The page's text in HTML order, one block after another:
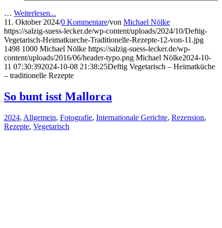
… Weiterlesen...
11. Oktober 2024/0 Kommentare/von Michael Nölke
https://salzig-suess-lecker.de/wp-content/uploads/2024/10/Deftig-
Vegetarisch-Heimatkueche-Traditionelle-Rezepte-12-von-11.jpg
1498 1000 Michael Nölke https://salzig-suess-lecker.de/wp-
content/uploads/2016/06/header-typo.png Michael Nölke2024-10-
11 07:30:392024-10-08 21:38:25Deftig Vegetarisch – Heimatküche
– traditionelle Rezepte
So bunt isst Mallorca
2024, Allgemein, Fotografie, Internationale Gerichte, Rezension,
Rezepte, Vegetarisch